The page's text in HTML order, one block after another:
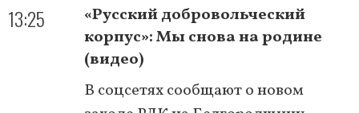
13:25
«Русский добровольческий
корпус»: Мы снова на родине
(видео)
В соцсетях сообщают о новом